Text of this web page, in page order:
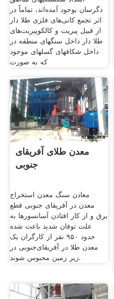
دگرسان بوجود آمده‌اند، تماماً در
اثر تجمع کانی‌های فلزی طلا ‌دار
از قبیل پیریت و کالکوپیریت‌های
طلا ‌دار داخل سنگهای منطقه در
داخل شکافهای گسلهای موجود
که به صورت
معدن طلای آفریقای
جنوبی
معادن سنگ معدن استخراج
معدن در آفریقای جنوبی قطع
برق و از کار افتادن آسانسورها به
علت توفان شدید باعث شده
حدود ۹۵۰ نفر از کارگران یک
معدن طلا در آفریقای‌جنوبی در
زیر زمین محبوس شوند.